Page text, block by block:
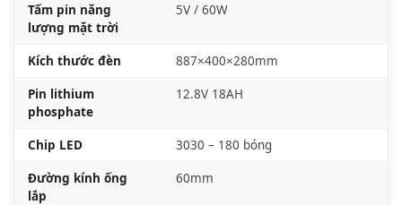
Tấm pin năng
lượng mặt trời
5V / 60W
Kích thước đèn 887×400×280mm
Pin lithium
phosphate
12.8V 18AH
Chip LED 3030 – 180 bóng
Đường kính ống
lắp
60mm